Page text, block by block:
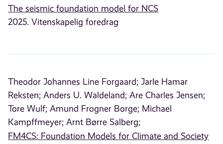
The seismic foundation model for NCS
2025. Vitenskapelig foredrag
Theodor Johannes Line Forgaard; Jarle Hamar
Reksten; Anders U. Waldeland; Are Charles Jensen;
Tore Wulf; Amund Frogner Borge; Michael
Kampffmeyer; Arnt Børre Salberg;
FM4CS: Foundation Models for Climate and Society